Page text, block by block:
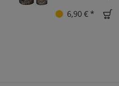
6,90 € *